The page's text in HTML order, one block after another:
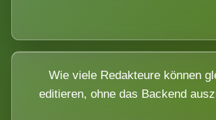
Wie viele Redakteure können
editieren, ohne das Backend